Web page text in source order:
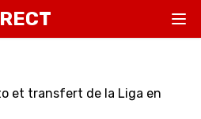
et transfert de la Liga en